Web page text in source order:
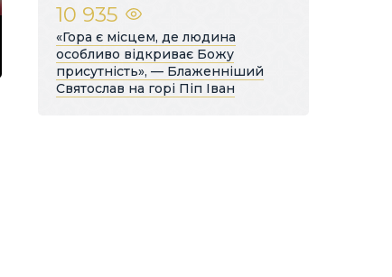
10 935
«Гора є місцем, де людина
особливо відкриває Божу
присутність», — Блаженніший
Святослав на горі Піп Іван